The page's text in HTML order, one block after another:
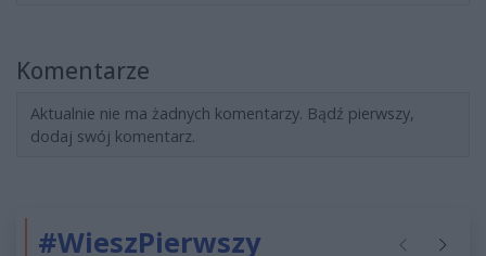
Komentarze
Aktualnie nie ma żadnych komentarzy. Bądź pierwszy,
dodaj swój komentarz.
#WieszPierwszy